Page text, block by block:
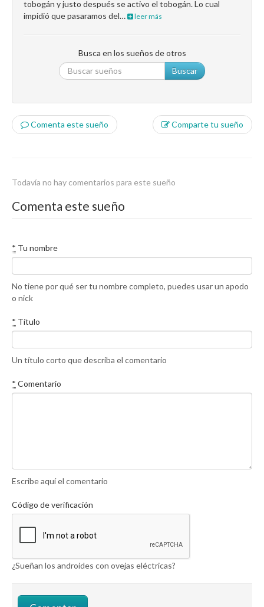
tobogán y justo después se activo el tobogán. Lo cual
impidió que pasaramos del…
leer más
Busca en los sueños de otros
Buscar
Comenta este sueño Comparte tu sueño
Todavía no hay comentarios para este sueño
Comenta este sueño
* Tu nombre
No tiene por qué ser tu nombre completo, puedes usar un apodo
o nick
* Título
Un título corto que describa el comentario
* Comentario
Escribe aquí el comentario
Código de verificación
¿Sueñan los androides con ovejas eléctricas?